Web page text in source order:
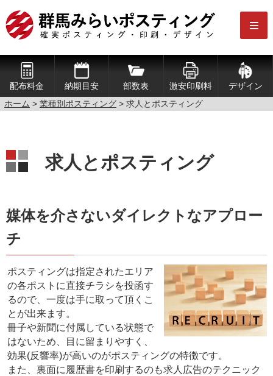
配布料金 納期目安 部数表 激安印刷料
デザイン
ホーム > 業種別ポスティング> 求人とポスティング
求人とポスティング
媒体を介さないダイレクトなアプロー
チ
ポスティングは指定されたエリア
の各ポストに直接チラシを投函す
るので、一度は手に取って頂くこ
とが出来ます。
冊子や新聞に付属している状態で
はないため、目に留まりやすく、
効果(反響率)が高いのがポスティングの特徴です。
また、裏面に履歴書を印刷するのも求人広告のテクニック